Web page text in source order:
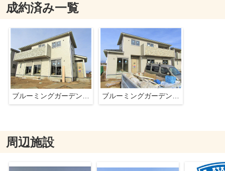
成約済み一覧
ブルーミングガーデン韮崎市藤井町北下條 ブルーミングガーデン韮崎市藤井町北下條
周辺施設